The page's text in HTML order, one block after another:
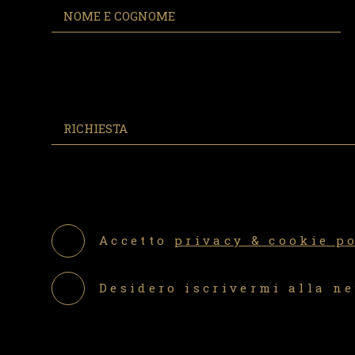
Accetto privacy & cookie
Desidero iscrivermi alla